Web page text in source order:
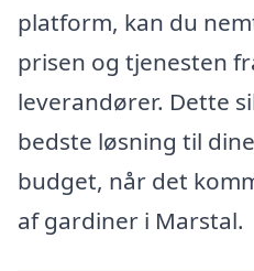
platform, kan du
prisen og tjenesten
leverandører. Dette
bedste løsning til
budget, når det
af gardiner i Marstal.